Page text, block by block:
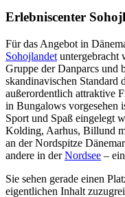
Erlebniscenter
Für das Angebot in
Sohojlandet untergebracht
Gruppe der Danparcs und
skandinavischen Standard
außerordentlich attraktive
in Bungalows vorgesehen
Sport und Spaß eingelegt
Kolding, Aarhus, Billund
an der Nordspitze
andere in derNordsee –
Sie sehen gerade einen
eigentlichen Inhalt